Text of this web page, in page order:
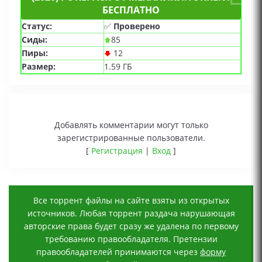
БЕСПЛАТНО
Статус: ✅ Проверено
Сиды:
85
Пиры:
12
Размер:
1.59 ГБ
Добавлять комментарии могут только
зарегистрированные пользователи.
[ Регистрация | Вход ]
Все торрент файлы на сайте взяты из открытых
источников. Любая торрент раздача нарушающая
авторские права будет сразу же удалена по первому
требованию правообладателя. Претензии
правообладателей принимаются через форму